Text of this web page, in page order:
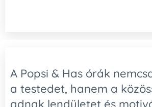
A Popsi & Has órák
a testedet, hanem a